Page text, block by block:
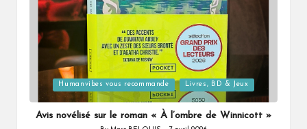
Posted
in
Humanvibes vous recommande Livres, BD & Jeux
Avis novélisé sur le roman « À l’ombre de Winnicott »